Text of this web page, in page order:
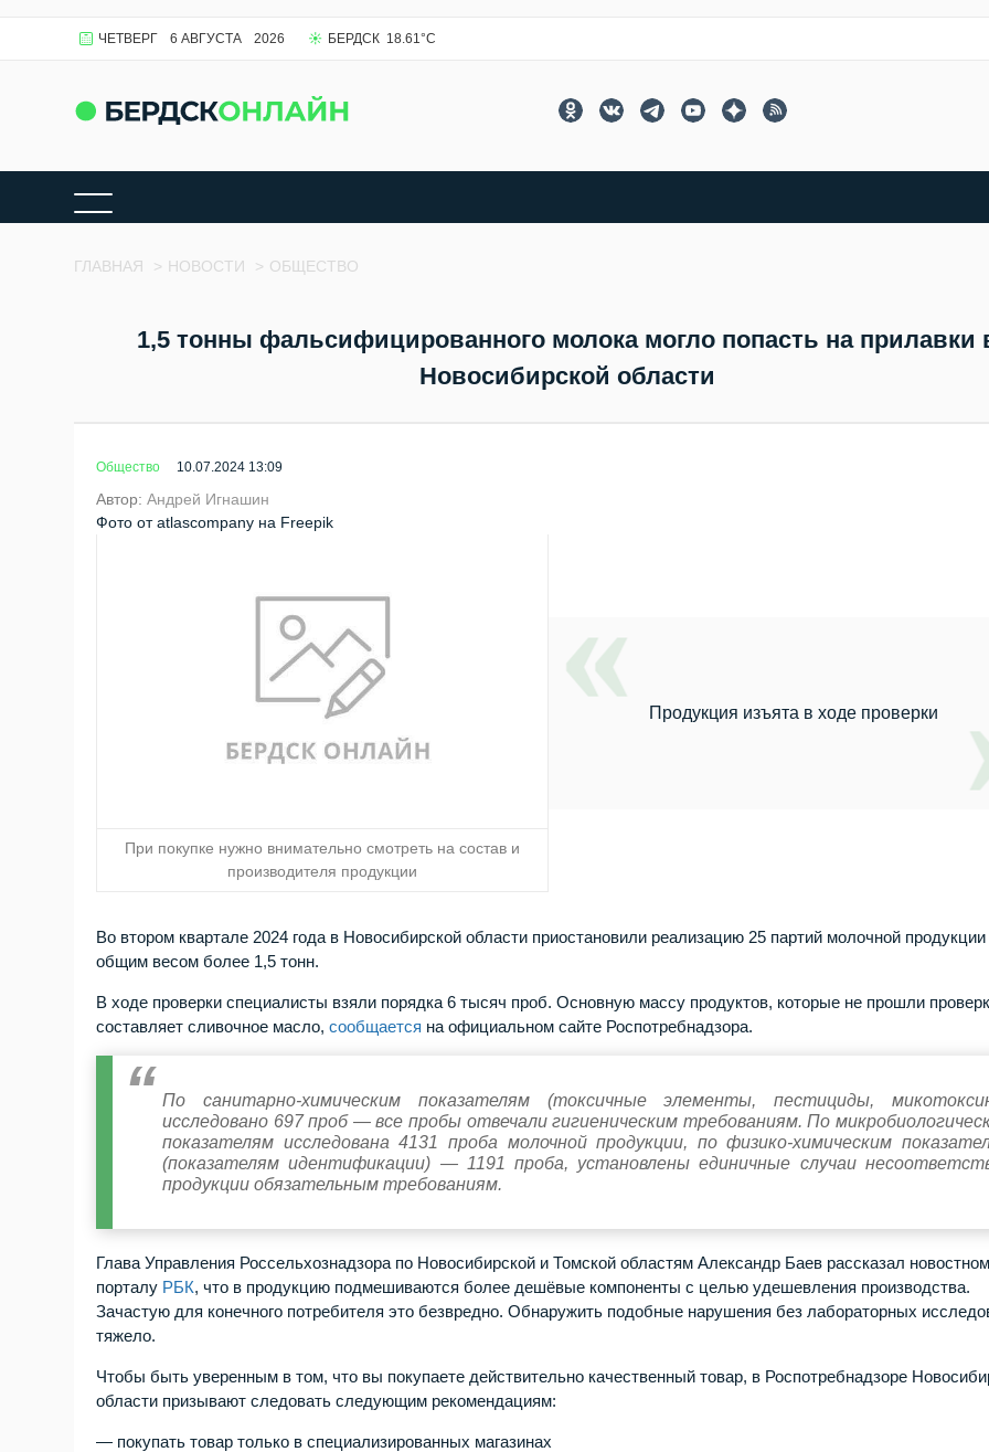
ЧЕТВЕРГ 6 АВГУСТА 2026 БЕРДСК 18.61°C
ГЛАВНАЯ > НОВОСТИ > ОБЩЕСТВО
1,5 тонны фальсифицированного молока могло попасть на прилавки
Новосибирской области
Общество 10.07.2024 13:09
Автор:Андрей Игнашин
Фото от atlascompany на Freepik
При покупке нужно внимательно смотреть на состав и
производителя продукции
Продукция изъята в ходе проверки
Во втором квартале 2024 года в Новосибирской области приостановили реализацию 25 партий молочной продукции
общим весом более 1,5 тонн.
В ходе проверки специалисты взяли порядка 6 тысяч проб. Основную массу продуктов, которые не прошли
составляет сливочное масло,сообщается на официальном сайте Роспотребнадзора.
По санитарно-химическим показателям (токсичные элементы, пестициды,
исследовано 697 проб — все пробы отвечали гигиеническим требованиям. По
показателям исследована 4131 проба молочной продукции, по физико-химическим
(показателям идентификации) — 1191 проба, установлены единичные случаи
продукции обязательным требованиям.
Глава Управления Россельхознадзора по Новосибирской и Томской областям Александр Баев рассказал
порталу РБК, что в продукцию подмешиваются более дешёвые компоненты с целью удешевления производства.
Зачастую для конечного потребителя это безвредно. Обнаружить подобные нарушения без лабораторных
тяжело.
Чтобы быть уверенным в том, что вы покупаете действительно качественный товар, в Роспотребнадзоре
области призывают следовать следующим рекомендациям:
— покупать товар только в специализированных магазинах